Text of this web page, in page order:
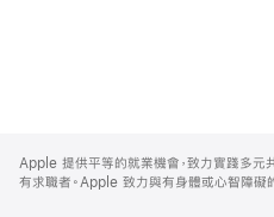
Footer
Apple 提供平等的就業機會，致力實踐多元
有求職者。Apple 致力與有身體或心智障礙